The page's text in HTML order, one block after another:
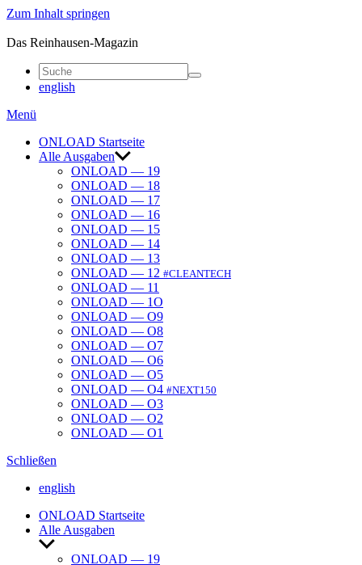
Zum Inhalt springen
Das Reinhausen-Magazin
english
Menü
ONLOAD Start­seite
Alle Ausgaben
ONLOAD — 19
ONLOAD — 18
ONLOAD — 17
ONLOAD — 16
ONLOAD — 15
ONLOAD — 14
ONLOAD — 13
ONLOAD — 12 #CLEANTECH
ONLOAD — 11
ONLOAD — 1O
ONLOAD — O9
ONLOAD — O8
ONLOAD — O7
ONLOAD — O6
ONLOAD — O5
ONLOAD — O4 #NEXT150
ONLOAD — O3
ONLOAD — O2
ONLOAD — O1
Schließen
english
ONLOAD Start­seite
Alle Ausgaben
Untermenü
anzeigenONLOAD — 19